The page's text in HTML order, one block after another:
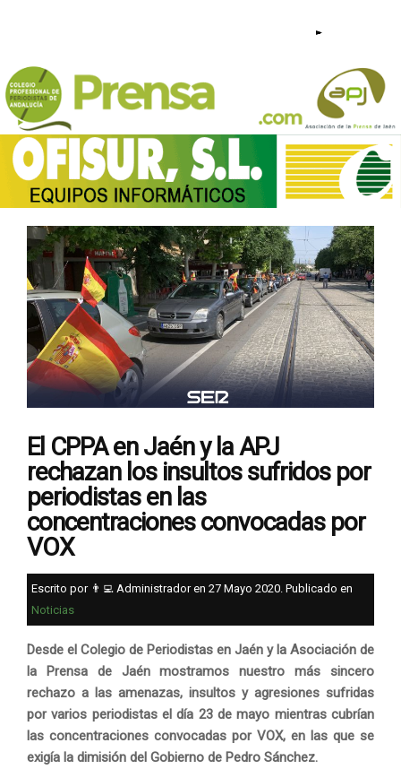
El CPPA en Jaén y la APJ
rechazan los insultos sufridos por
periodistas en las
concentraciones convocadas por
VOX
Escrito por 👨‍💻 Administrador en 27 Mayo 2020. Publicado en
Noticias
Desde el Colegio de Periodistas en Jaén y la Asociación de
la Prensa de Jaén mostramos nuestro más sincero
rechazo a las amenazas, insultos y agresiones sufridas
por varios periodistas el día 23 de mayo mientras cubrían
las concentraciones convocadas por VOX, en las que se
exigía la dimisión del Gobierno de Pedro Sánchez.